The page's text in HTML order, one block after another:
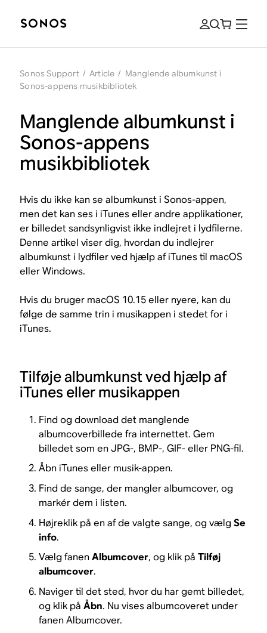
Sonos Support / Article / Manglende albumkunst i
Sonos-appens musikbibliotek
Manglende albumkunst i
Sonos-appens
musikbibliotek
Hvis du ikke kan se albumkunst i Sonos-appen,
men det kan ses i iTunes eller andre applikationer,
er billedet sandsynligvist ikke indlejret i lydfilerne.
Denne artikel viser dig, hvordan du indlejrer
albumkunst i lydfiler ved hjælp af iTunes til macOS
eller Windows.
Hvis du bruger macOS 10.15 eller nyere, kan du
følge de samme trin i musikappen i stedet for i
iTunes.
Tilføje albumkunst ved hjælp af
iTunes eller musikappen
Find og download det manglende
albumcoverbillede fra internettet. Gem
billedet som en JPG-, BMP-, GIF- eller PNG-fil.
Åbn iTunes eller musik-appen.
Find de sange, der mangler albumcover, og
markér dem i listen.
Højreklik på en af de valgte sange, og vælgSe
info.
Vælg fanenAlbumcover, og klik påTilføj
albumcover.
Naviger til det sted, hvor du har gemt billedet,
og klik påÅbn. Nu vises albumcoveret under
fanen Albumcover.